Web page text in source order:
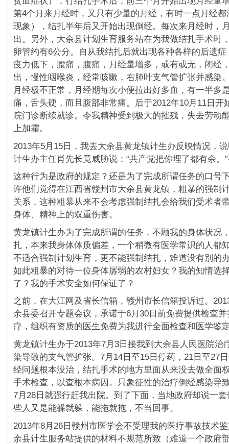
第4个月来月经时，又只有少量的月经，有时一点月经
现象），结扎半年后又开始出现倒经。每次来月经时，
出。另外，大余县计划生育服务站在为我做结扎手术时
卵管约有6公分。自从我结扎后就出现各种各样的后遗
疫力低下，腰痛，腹痛，月经量增多，或有或无，闭经
出，慢性咽喉炎，经常咳嗽，右肺叶支气管扩张并感染
月经极不正常，月经期每次小便拉出好多血，有一半多
痛，舌头硬，而且腹部非常痛。后于2012年10月11日开
院门诊断续就诊。令我精神受到极大的摧残，失去劳动
上加霜。
2013年5月15日，我去大余县黄龙镇计生办反映情况，
计生办主任肖先长竟威胁说：“共产党把你埋了都有余。
这种行为是政府的规定？还是为了完成所谓任务的口号
许他们觉得在江西省赣州市大余县黄龙镇，粗暴的强制
关系，这种粗暴从来不会考虑强制结扎会给我们受术者
身体、精神上的双重伤害。
黄龙镇计生办为了完成所谓的任务，不顾我的身体状况
扎，本来我身体体质偏差，一个稍微有医学常识的人都
不适合强制计划生育，更不能强制结扎，难道没有别的
如此粗暴的对待一位身体孱弱的农村妇女？我的知情选
了？我的手术安全如何保证了？
之前，在大江网及省长信箱，赣州市长信箱投诉过。
余县委召开专题会议，承诺于6月30日前免费提供检查
疗，组织有资质的医生免费为我进行全面检查和医学鉴
黄龙镇计生办于2013年7月3日接我到大余县人民医院治
染导致的支气管扩张。7月14日至15日停药，21日至27
经问题根本没治，结扎手术的地方里面从来没去做全面
手术检查，以查根本病因。只象征性的治疗倒经感染导
7月28日就强行赶我出院。到了下面，当地政府却说一
些人又是能躲就躲，能拖就拖，不当回事。
2013年8月26日赣州市医学会不受理我的医疗事故技术
余县计生服务站提供的材料不规范所致（难道一个政府